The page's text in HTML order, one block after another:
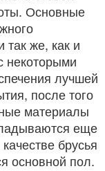
Основные
так же, как и
некоторыми
лучшей
после того
материалы
еще
брусья
основной пол.